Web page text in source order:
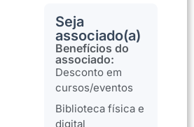
Seja
associado(a)
Benefícios do
associado:
Desconto em
cursos/eventos
Biblioteca física e
digital